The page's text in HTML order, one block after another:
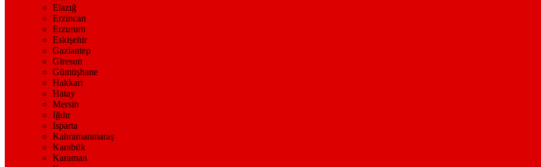
Elazığ
Erzincan
Erzurum
Eskişehir
Gaziantep
Giresun
Gümüşhane
Hakkari
Hatay
Mersin
Iğdır
Isparta
Kahramanmaraş
Karabük
Karaman